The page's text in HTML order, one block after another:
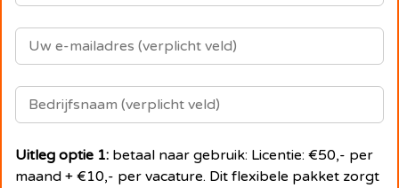
Uitleg optie 1: betaal naar gebruik: Licentie: €50,- per
maand + €10,- per vacature. Dit flexibele pakket zorgt